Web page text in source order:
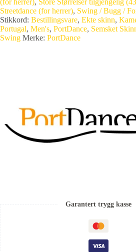
Streetdance (for herrer), Swing / Bugg /
Stikkord: Bestillingsvare, Ekte skinn,
Portugal, Men's, PortDance, Semsket
Swing Merke: PortDance
Garantert trygg kasse